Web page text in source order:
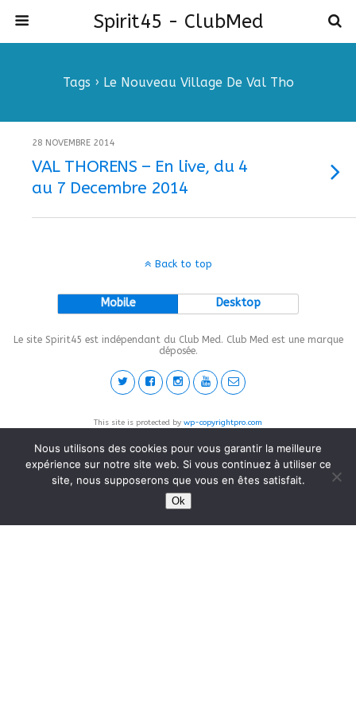
Spirit45 - ClubMed
Tags › Le Nouveau Village De Val Tho
28 NOVEMBRE 2014
VAL THORENS – En live, du 4
au 7 Decembre 2014
Back to top
Mobile Desktop
Le site Spirit45 est indépendant du Club Med. Club Med est une marque
déposée.
This site is protected by wp-copyrightpro.com
Nous utilisons des cookies pour vous garantir la meilleure
expérience sur notre site web. Si vous continuez à utiliser ce
site, nous supposerons que vous en êtes satisfait.
Ok